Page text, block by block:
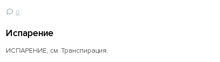
0
Испарение
ИСПАРЕНИЕ, см. Транспирация.